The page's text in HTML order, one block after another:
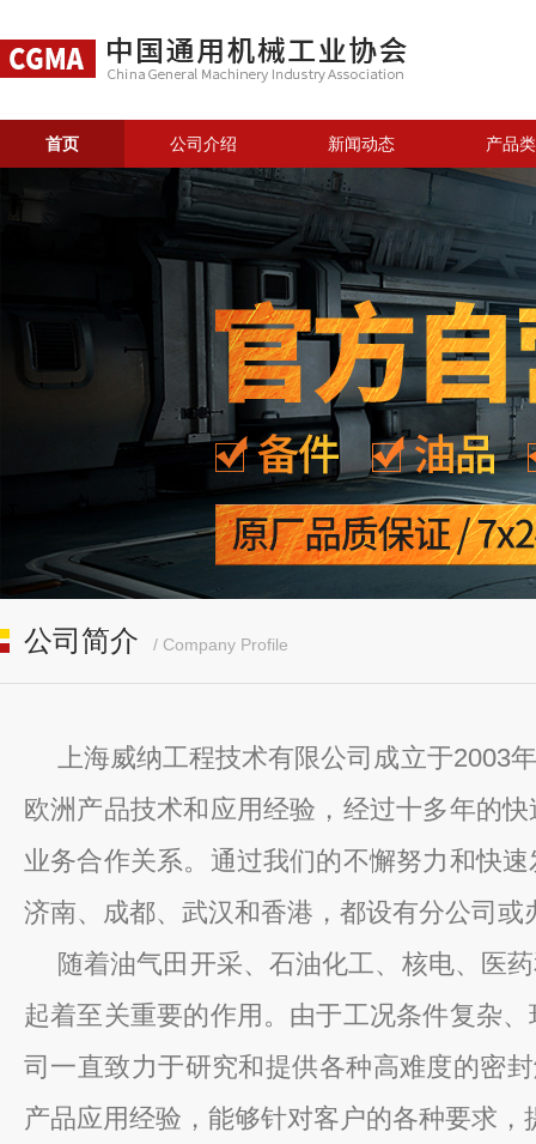
首页 公司介绍 新闻动态 产品
公司简介 / Company Profile
上海威纳工程技术有限公司成立于2003
欧洲产品技术和应用经验，经过十多年的
业务合作关系。通过我们的不懈努力和快速
济南、成都、武汉和香港，都设有分公司或
随着油气田开采、石油化工、核电、医
起着至关重要的作用。由于工况条件复杂
司一直致力于研究和提供各种高难度的密
产品应用经验，能够针对客户的各种要求，